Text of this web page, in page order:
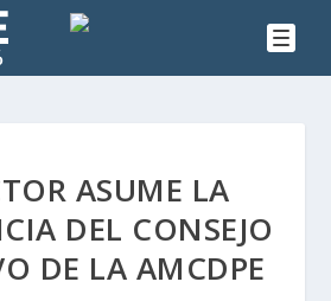
ASUME LA
DEL CONSEJO
DE LA AMCDPE